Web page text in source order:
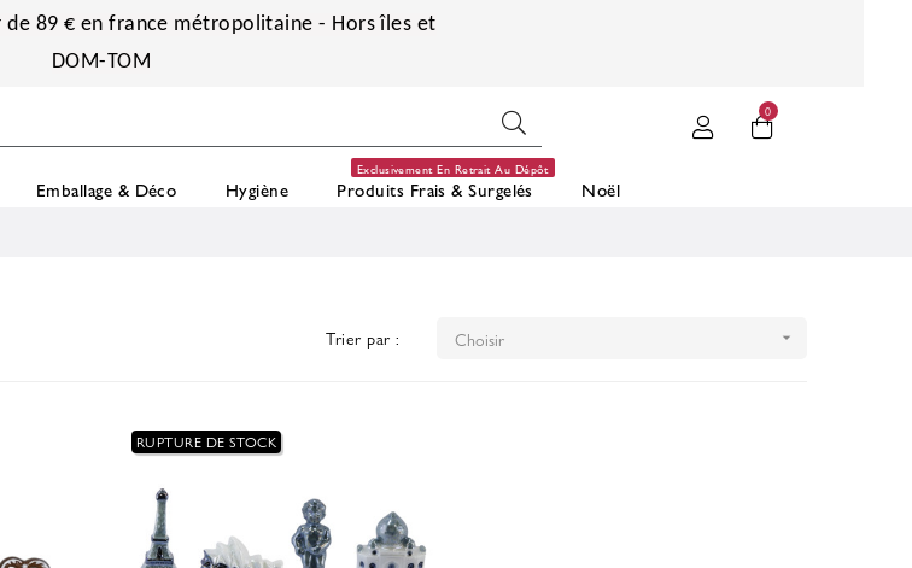
89 € en france métropolitaine - Hors îles et
DOM-TOM
0
Emballage & Déco Hygiène Produits Frais & Surgelés
Exclusivement En Retrait Au Dépôt
Noël
Trier par : Choisir 
RUPTURE DE STOCK